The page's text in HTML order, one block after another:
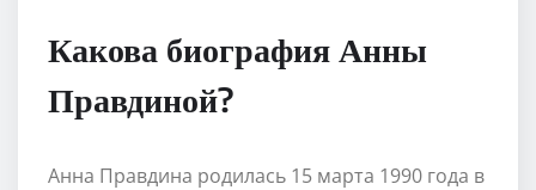
Какова биография Анны
Правдиной?
Анна Правдина родилась 15 марта 1990 года в